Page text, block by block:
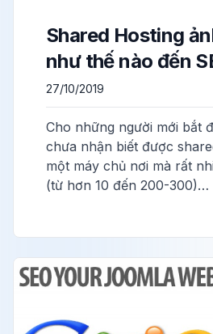
Shared Hosting
như thế nào đến
27/10/2019
Cho những người mới bắt
chưa nhận biết được
một máy chủ nơi mà rất
(từ hơn 10 đến 200-300)…